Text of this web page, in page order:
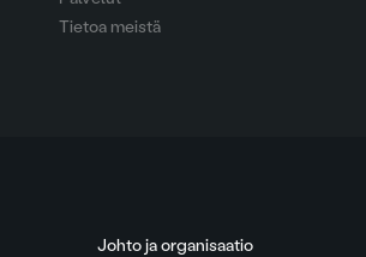
Tietoa meistä
Johto ja organisaatio